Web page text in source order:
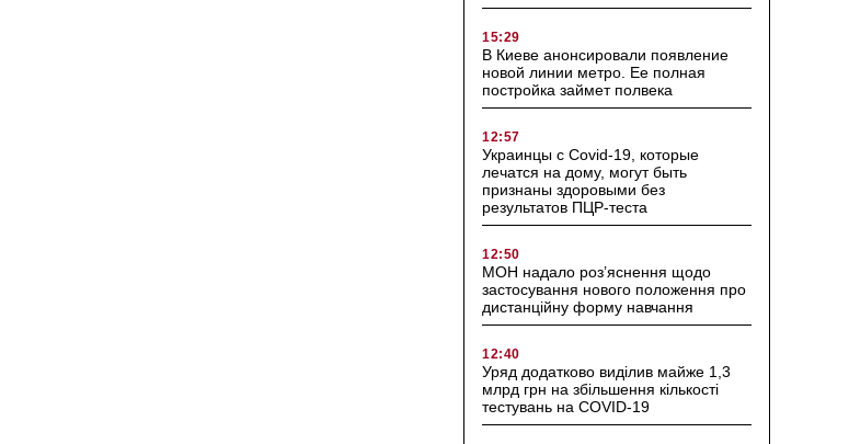
15:29
В Киеве анонсировали появление
новой линии метро. Ее полная
постройка займет полвека
12:57
Украинцы с Covid-19, которые
лечатся на дому, могут быть
признаны здоровыми без
результатов ПЦР-теста
12:50
МОН надало роз’яснення щодо
застосування нового положення про
дистанційну форму навчання
12:40
Уряд додатково виділив майже 1,3
млрд грн на збільшення кількості
тестувань на COVID-19